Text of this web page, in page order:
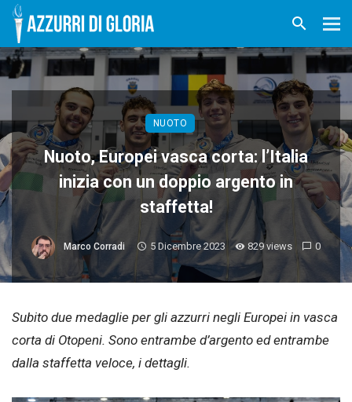
NUOTO
Nuoto, Europei vasca corta: l’Italia
inizia con un doppio argento in
staffetta!
Marco Corradi 5 Dicembre 2023 829 views 0
Subito due medaglie per gli azzurri negli Europei in vasca
corta di Otopeni. Sono entrambe d’argento ed entrambe
dalla staffetta veloce, i dettagli.